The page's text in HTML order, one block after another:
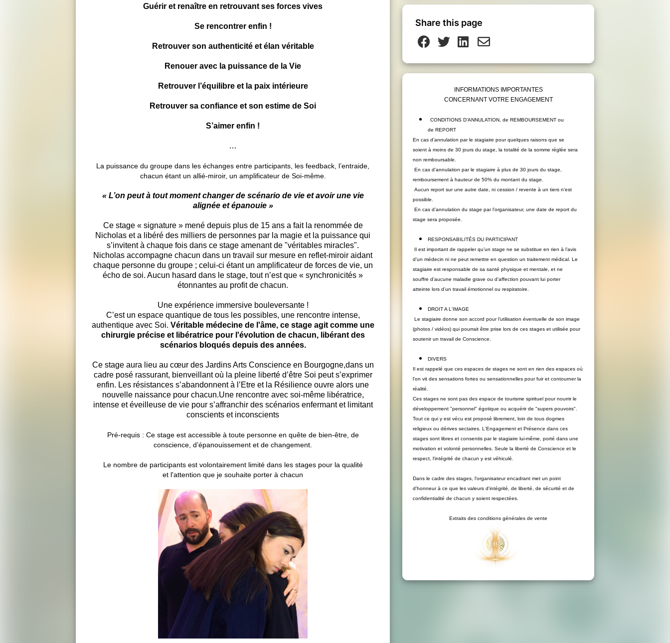
Guérir et renaître en retrouvant ses forces vives
Se rencontrer enfin !
Retrouver son authenticité et élan véritable
Renouer avec la puissance de la Vie
Retrouver l’équilibre et la paix intérieure
Retrouver sa confiance et son estime de Soi
S’aimer enfin !
…
La puissance du groupe dans les échanges entre participants, les feedback, l’entraide,
chacun étant un allié-miroir, un amplificateur de Soi-même.
« L’on peut à tout moment changer de scénario de vie et avoir une vie
alignée et épanouie »
Ce stage « signature » mené depuis plus de 15 ans a fait la renommée de
Nicholas et a libéré des milliers de personnes par la magie et la puissance qui
s’invitent à chaque fois dans ce stage amenant de "véritables miracles".
Nicholas accompagne chacun dans un travail sur mesure en reflet-miroir aidant
chaque personne du groupe ; celui-ci étant un amplificateur de forces de vie, un
écho de soi. Aucun hasard dans le stage, tout n’est que « synchronicités »
étonnantes au profit de chacun.
Une expérience immersive bouleversante !
C’est un espace quantique de tous les possibles, une rencontre intense,
authentique avec Soi. Véritable médecine de l'âme, ce stage agit comme une
chirurgie précise et libératrice pour l'évolution de chacun, libérant des
scénarios bloqués depuis des années.
Ce stage aura lieu au cœur des Jardins Arts Conscience en Bourgogne,dans un
cadre posé rassurant, bienveillant où la pleine liberté d’être Soi peut s’exprimer
enfin. Les résistances s’abandonnent à l’Etre et la Résilience ouvre alors une
nouvelle naissance pour chacun.Une rencontre avec soi-même libératrice,
intense et éveilleuse de vie pour s’affranchir des scénarios enfermant et limitant
conscients et inconscients
Pré-requis : Ce stage est accessible à toute personne en quête de bien-être, de
conscience, d’épanouissement et de changement.
Le nombre de participants est volontairement limité dans les stages pour la qualité
et l'attention que je souhaite porter à chacun
Share this page
INFORMATIONS IMPORTANTES
CONCERNANT VOTRE ENGAGEMENT
CONDITIONS D’ANNULATION, de REMBOURSEMENT ou
de REPORT
En cas d’annulation par le stagiaire pour quelques raisons que se
soient à moins de 30 jours du stage, la totalité de la somme réglée sera
non remboursable.
En cas d'annulation par le stagiaire à plus de 30 jours du stage,
remboursement à hauteur de 50% du montant du stage.
Aucun report sur une autre date, ni cession / revente à un tiers n'est
possible.
En cas d’annulation du stage par l’organisateur, une date de report du
stage sera proposée.
RESPONSABILITÉS DU PARTICIPANT
Il est important de rappeler qu’un stage ne se substitue en rien à l’avis
d’un médecin ni ne peut remettre en question un traitement médical. Le
stagiaire est responsable de sa santé physique et mentale, et ne
souffre d’aucune maladie grave ou d’affection pouvant lui porter
atteinte lors d’un travail émotionnel ou respiratoire.
DROIT A L'IMAGE
Le stagiaire donne son accord pour l’utilisation éventuelle de son image
(photos / vidéos) qui pourrait être prise lors de ces stages et utilisée pour
soutenir un travail de Conscience.
DIVERS
Il est rappelé que ces espaces de stages ne sont en rien des espaces où
l'on vit des sensations fortes ou sensationnelles pour fuir et contourner la
réalité.
Ces stages ne sont pas des espace de tourisme spirituel pour nourrir le
développement "personnel" égotique ou acquérir de "supers pouvoirs".
Tout ce qui y est vécu est proposé librement, loin de tous dogmes
religieux ou dérives sectaires. L'Engagement et Présence dans ces
stages sont libres et consentis par le stagiaire lui-même, porté dans une
motivation et volonté personnelles. Seule la liberté de Conscience et le
respect, l'intégrité de chacun y est véhiculé.
Dans le cadre des stages, l'organisateur encadrant met un point
d'honneur à ce que les valeurs d'intégrité, de liberté, de sécurité et de
confidentialité de chacun y soient respectées.
Extraits des conditions générales de vente